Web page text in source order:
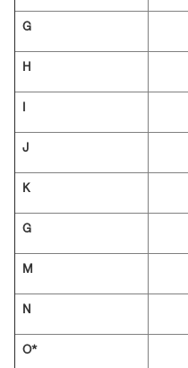
G
H
I
J
K
G
M
N
O*